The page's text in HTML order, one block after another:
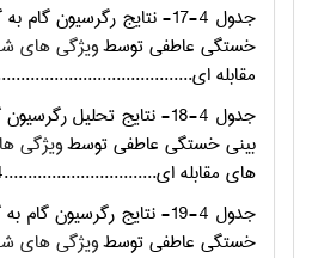
جدول 4-17- نتایج رگرسیون
خستگی عاطفی توسطویژگی های
مقابله
جدول 4-18- نتایج تحلیل
بینی خستگی عاطفی توسطویژگی
های مقابله ای................................84
جدول 4-19- نتایج رگرسیون
خستگی عاطفی توسطویژگی های